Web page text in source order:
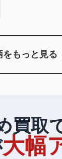
もっと見る
買取
大幅